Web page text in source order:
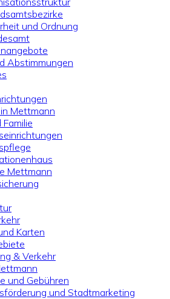
und Ordnung
Abstimmungen
Mettmann
Familie
Mettmann
Karten
& Verkehr
und Gebühren
und Stadtmarketing